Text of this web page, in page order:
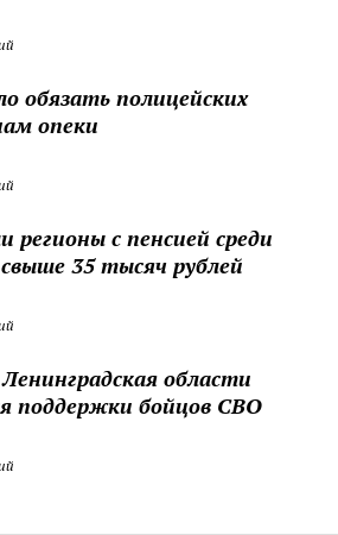
обязать полицейских
опеки
регионы с пенсией среди
35 тысяч рублей
области
поддержки бойцов СВО